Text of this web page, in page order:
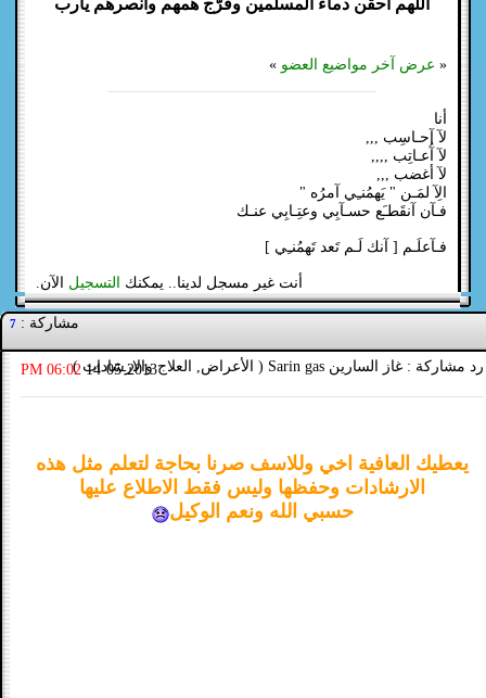
اللهم احقن دماء المسلمين وفرّج همهم وانصرهم يارب
« عرض آخر مواضيع العضو »
أنا
لآ آحـاسِب ,,,
لآ آُعـاتِب ,,,,
لآ أغضب ,,,
الِآ لمَـن " يَهمُنـِي آمرُه "
فـآن آنقَطـَع حسـآبِي وعتِـابِي عنـك
فـآعلَـم [ آنك لَـم تَعد تَهمُنـِي ]
أنت غير مسجل لدينا.. يمكنك التسجيل الآن.
مشاركة : 7
رد مشاركة : غاز السارين Sarin gas ( الأعراض, العلاج والارشادات ) 14-05-2013
06:02 PM
يعطيك العافية اخي وللاسف صرنا بحاجة لتعلم مثل هذه
الارشادات وحفظها وليس فقط الاطلاع عليها
حسبي الله ونعم الوكيل